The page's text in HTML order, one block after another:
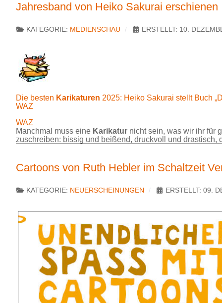
Jahresband von Heiko Sakurai erschienen
KATEGORIE: MEDIENSCHAU ERSTELLT: 10.
Die besten Karikaturen 2025: Heiko Sakurai stellt Buch
WAZ
WAZ
Manchmal muss eine Karikatur nicht sein, was wir ihr für
zuschreiben: bissig und beißend, druckvoll und drastisch,
Cartoons von Ruth Hebler im Schaltzeit
KATEGORIE: NEUERSCHEINUNGEN ERSTELLT: 09.